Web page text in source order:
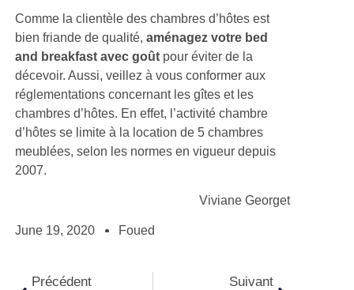
Comme la clientèle des chambres d’hôtes est
bien friande de qualité,aménagez votre bed
and breakfast avec goût pour éviter de la
décevoir. Aussi, veillez à vous conformer aux
réglementations concernant les gîtes et les
chambres d’hôtes. En effet, l’activité chambre
d’hôtes se limite à la location de 5 chambres
meublées, selon les normes en vigueur depuis
2007.
Viviane Georget
June 19, 2020 Foued
Précédent Suivant